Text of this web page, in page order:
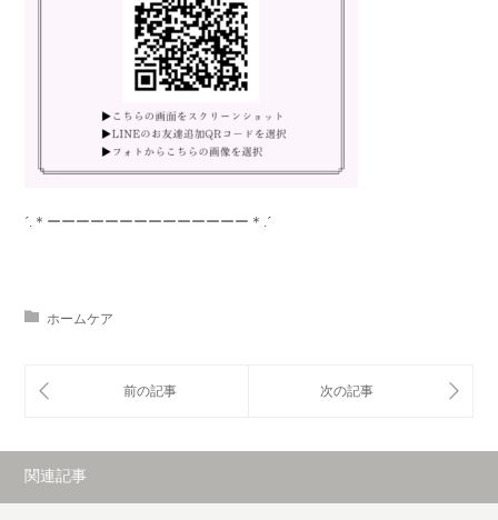
´.＊ーーーーーーーーーーーーーー＊.´
ホームケア
関連記事